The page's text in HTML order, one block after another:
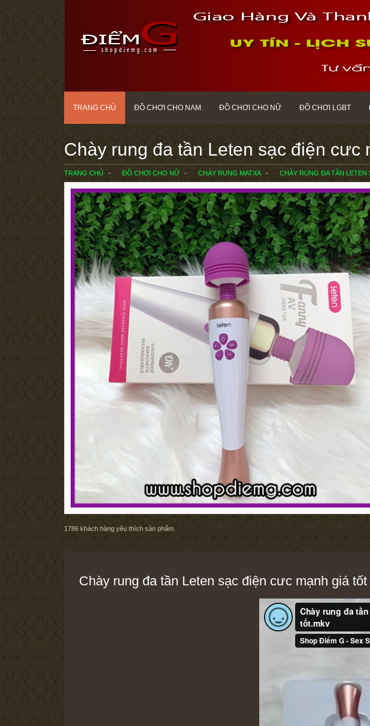
TRANG CHỦ ĐỒ CHƠI CHO NAM ĐỒ CHƠI CHO NỮ ĐỒ CHƠI LGBT
Chày rung đa tần Leten sạc điện cưc
TRANG CHỦ ĐỒ CHƠI CHO NỮ CHÀY RUNG MATXA CHÀY RUNG ĐA TẦN
1786 khách hàng yêu thích sản phẩm.
Chày rung đa tần Leten sạc điện cưc mạnh giá tốt